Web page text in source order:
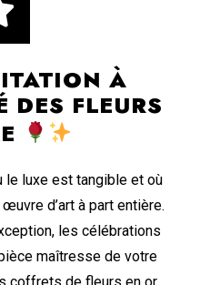
À
DES FLEURS
le luxe est tangible et où
d’art à part entière.
les célébrations
maîtresse de votre
coffrets de fleurs en or